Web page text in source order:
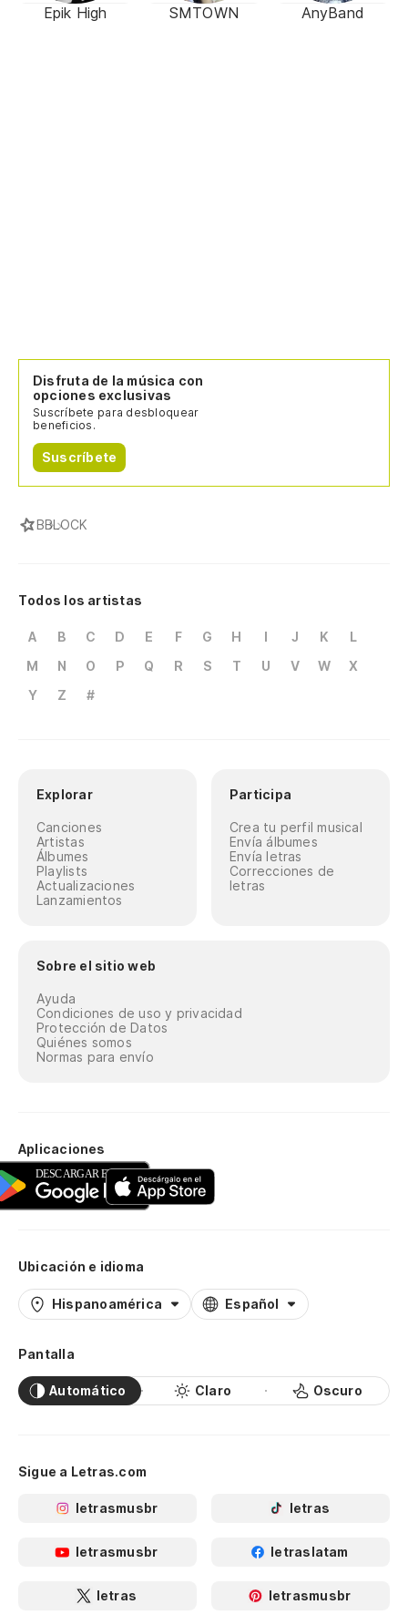
Epik High SMTOWN AnyBand
Disfruta de la música con
opciones exclusivas
Suscríbete para desbloquear
beneficios.
Suscríbete
BBLOCK
Todos los artistas
A B C D E F G H I J K
L
M
N O P Q R S T U V W
X
Y
Z #
Explorar
Canciones
Artistas
Álbumes
Playlists
Actualizaciones
Lanzamientos
Participa
Crea tu perfil musical
Envía álbumes
Envía letras
Correcciones de
letras
Sobre el sitio web
Ayuda
Condiciones de uso y privacidad
Protección de Datos
Quiénes somos
Normas para envío
Aplicaciones
Ubicación e idioma
Hispanoamérica Español
Pantalla
Automático Claro Oscuro
Sigue a Letras.com
letrasmusbr letras
letrasmusbr letraslatam
letras letrasmusbr